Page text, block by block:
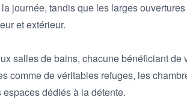
journée, tandis que les larges
et extérieur.
salles de bains, chacune bénéficiant de
comme de véritables refuges, les
dédiés à la détente.